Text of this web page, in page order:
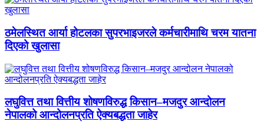
ठमेलस्थित आर्या होटलका सुपरभाइजरले कर्मचारीमाथि चरम यातना
दिएको खुलासा
लघुवित्त तथा वित्तीय शोषणविरुद्ध किसान–मजदुर आन्दोलन
नेपालको आन्दोलनप्रति ऐक्यबद्धता जाहेर